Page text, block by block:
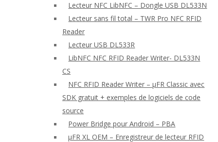
Lecteur NFC LibNFC – Dongle USB DL533N
Lecteur sans fil total – TWR Pro NFC RFID
Reader
Lecteur USB DL533R
LibNFC NFC RFID Reader Writer- DL533N
CS
NFC RFID Reader Writer – μFR Classic avec
SDK gratuit + exemples de logiciels de code
source
Power Bridge pour Android – PBA
μFR XL OEM – Enregistreur de lecteur RFID